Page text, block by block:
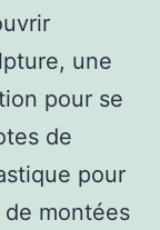
une
pour se
de
pour
montées